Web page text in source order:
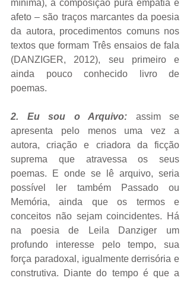
mínima), a composição pura empatia e
afeto – são traços marcantes da poesia
da autora, procedimentos comuns nos
textos que formam Três ensaios de fala
(DANZIGER, 2012), seu primeiro e
ainda pouco conhecido livro de
poemas.
2. Eu sou o Arquivo: assim se
apresenta pelo menos uma vez a
autora, criação e criadora da ficção
suprema que atravessa os seus
poemas. E onde se lê arquivo, seria
possível ler também Passado ou
Memória, ainda que os termos e
conceitos não sejam coincidentes. Há
na poesia de Leila Danziger um
profundo interesse pelo tempo, sua
força paradoxal, igualmente derrisória e
construtiva. Diante do tempo é que a